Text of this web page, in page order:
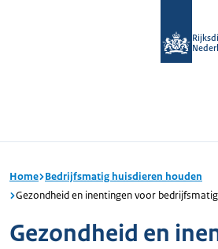
Home Bedrijfsmatig huisdieren houden
Gezondheid en inentingen voor
Gezondheid en